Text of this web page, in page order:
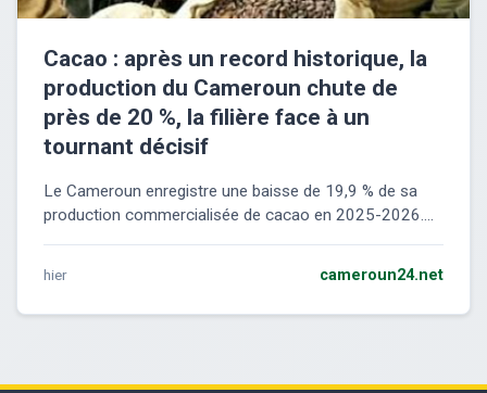
Cacao : après un record historique, la
production du Cameroun chute de
près de 20 %, la filière face à un
tournant décisif
Le Cameroun enregistre une baisse de 19,9 % de sa
production commercialisée de cacao en 2025-2026....
hier cameroun24.net